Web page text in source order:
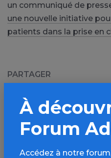
un communiqué de
une nouvelle initiative
patients dans la prise en
PARTAGER
Facebook
LinkedIn
SMS
À
Forum
Accédez à notre